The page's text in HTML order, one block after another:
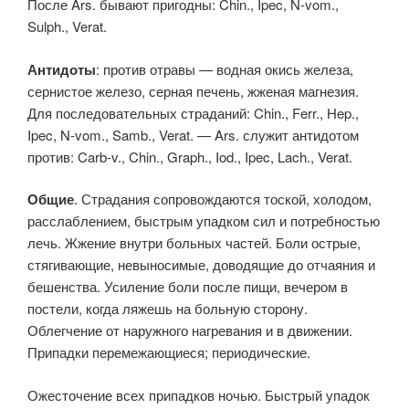
После Ars. быва­ют пригодны: Chin., Ipec, N-vom.,
Sulph., Verat.
Антидоты: против отравы — водная окись железа,
сернистое железо, серная печень, жженая магнезия.
Для последовательных страда­ний: Chin., Ferr., Hep.,
Ipec, N-vom., Samb., Verat. — Ars. служит ан­тидотом
против: Carb-v., Chin., Graph., Iod., Ipec, Lach., Verat.
Общие. Страдания сопровождаются тоской, холодом,
расслаб­лением, быстрым упадком сил и потребностью
лечь. Жжение внутри больных частей. Боли острые,
стягивающие, невыносимые, доводя­щие до отчаяния и
бешенства. Усиление боли после пищи, вечером в
постели, когда ляжешь на больную сторону.
Облегчение от наруж­ного нагревания и в движении.
Припадки перемежающиеся; перио­дические.
Ожесточение всех припадков ночью. Быстрый упадок